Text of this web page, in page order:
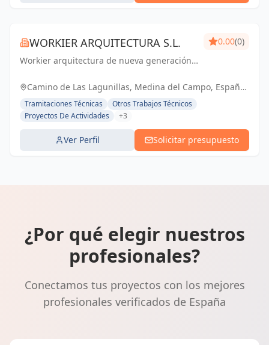
WORKIER ARQUITECTURA S.L.
Workier arquitectura de nueva generación
Entendemos y adatamos las necesidades a
las nuevas formas de construcción
0.00(0)
Camino de Las Lagunillas, Medina del Campo, España,
España
Tramitaciones Técnicas
Otros Trabajos Técnicos
Proyectos De Actividades
+3
Ver Perfil Solicitar presupuesto
¿Por qué elegir nuestros
profesionales?
Conectamos tus proyectos con los mejores
profesionales verificados de España